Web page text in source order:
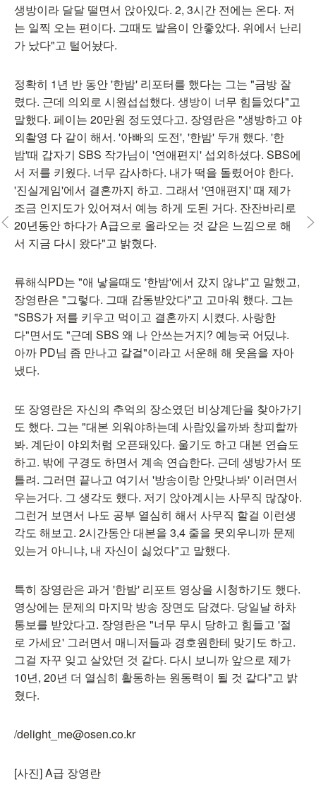
생방이라 달달 떨면서 앉아있다. 2, 3시간 전에는 온다. 저
는 일찍 오는 편이다. 그때도 발음이 안좋았다. 위에서 난리
가 났다"고 털어놨다.
정확히 1년 반 동안 '한밤' 리포터를 했다는 그는 "금방 잘
렸다. 근데 의외로 시원섭섭했다. 생방이 너무 힘들었다"고
말했다. 페이는 20만원 정도였다고. 장영란은 "생방하고 야
외촬영 다 같이 해서. '아빠의 도전', '한밤' 두개 했다. '한
밤'때 갑자기 SBS 작가님이 '연애편지' 섭외하셨다. SBS에
서 저를 키웠다. 너무 감사하다. 내가 떡을 돌렸어야 한다.
'진실게임'에서 결혼까지 하고. 그래서 '연애편지' 때 제가
조금 인지도가 있어져서 예능 하게 도된 거다. 잔잔바리로
20년동안 하다가 A급으로 올라오는 것 같은 느낌으로 해
서 지금 다시 왔다"고 밝혔다.
류해식PD는 "애 낳을때도 '한밤'에서 갔지 않냐"고 말했고,
장영란은 "그렇다. 그때 감동받았다"고 고마워 했다. 그는
"SBS가 저를 키우고 먹이고 결혼까지 시켰다. 사랑한
다"면서도 "근데 SBS 왜 나 안쓰는거지? 예능국 어딨냐.
아까 PD님 좀 만나고 갈걸"이라고 서운해 해 웃음을 자아
냈다.
또 장영란은 자신의 추억의 장소였던 비상계단을 찾아가기
도 했다. 그는 "대본 외워야하는데 사람있을까봐 창피할까
봐. 계단이 야외처럼 오픈돼있다. 울기도 하고 대본 연습도
하고. 밖에 구경도 하면서 계속 연습한다. 근데 생방가서 또
틀려. 그러면 끝나고 여기서 '방송이랑 안맞나봐' 이러면서
우는거다. 그 생각도 했다. 저기 앉아계시는 사무직 많잖아.
그런거 보면서 나도 공부 열심히 해서 사무직 할걸 이런생
각도 해보고. 2시간동안 대본을 3,4 줄을 못외우니까 문제
있는거 아니냐, 내 자신이 싫었다"고 말했다.
특히 장영란은 과거 '한밤' 리포트 영상을 시청하기도 했다.
영상에는 문제의 마지막 방송 장면도 담겼다. 당일날 하차
통보를 받았다고. 장영란은 "너무 무시 당하고 힘들고 '절
로 가세요' 그러면서 매니저들과 경호원한테 맞기도 하고.
그걸 자꾸 잊고 살았던 것 같다. 다시 보니까 앞으로 제가
10년, 20년 더 열심히 활동하는 원동력이 될 것 같다"고 밝
혔다.
/delight_me@osen.co.kr
[사진] A급 장영란